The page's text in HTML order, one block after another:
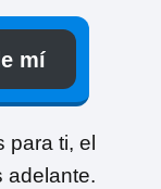
mí
ti, el
adelante.